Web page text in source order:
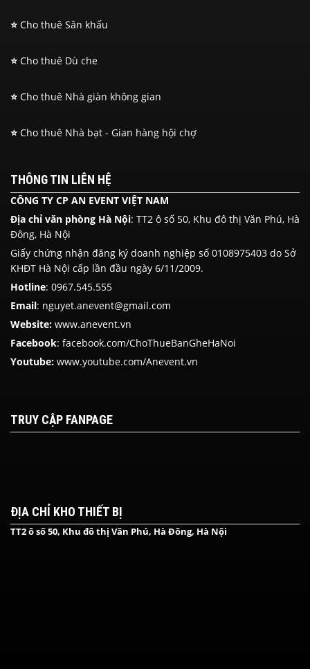
⭐ Cho thuê Sân khấu
⭐ Cho thuê Dù che
⭐ Cho thuê Nhà giàn không gian
⭐ Cho thuê Nhà bạt - Gian hàng hội chợ
THÔNG TIN LIÊN HỆ
CÔNG TY CP AN EVENT VIỆT NAM
Địa chỉ văn phòng Hà Nội: TT2 ô số 50, Khu đô thị Văn Phú, Hà
Đông, Hà Nội
Giấy chứng nhận đăng ký doanh nghiệp số 0108975403 do Sở
KHĐT Hà Nội cấp lần đầu ngày 6/11/2009.
Hotline: 0967.545.555
Email: nguyet.anevent@gmail.com
Website: www.anevent.vn
Facebook: facebook.com/ChoThueBanGheHaNoi
Youtube: www.youtube.com/Anevent.vn
TRUY CẬP FANPAGE
ĐỊA CHỈ KHO THIẾT BỊ
TT2 ô số 50, Khu đô thị Văn Phú, Hà Đông, Hà Nội